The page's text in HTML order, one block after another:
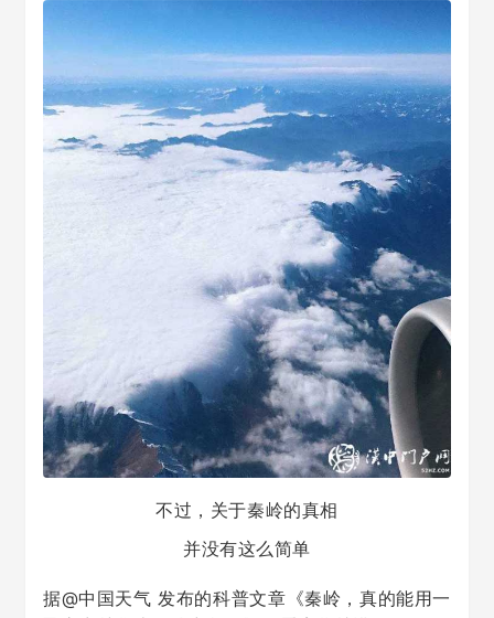
不过，关于秦岭的真相
并没有这么简单
据@中国天气 发布的科普文章 《秦岭，真的能用一